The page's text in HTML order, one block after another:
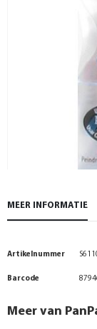
afbeeldingen-
MEER INFORMATIE
Meer
Artikelnummer
Barcode
Meer van